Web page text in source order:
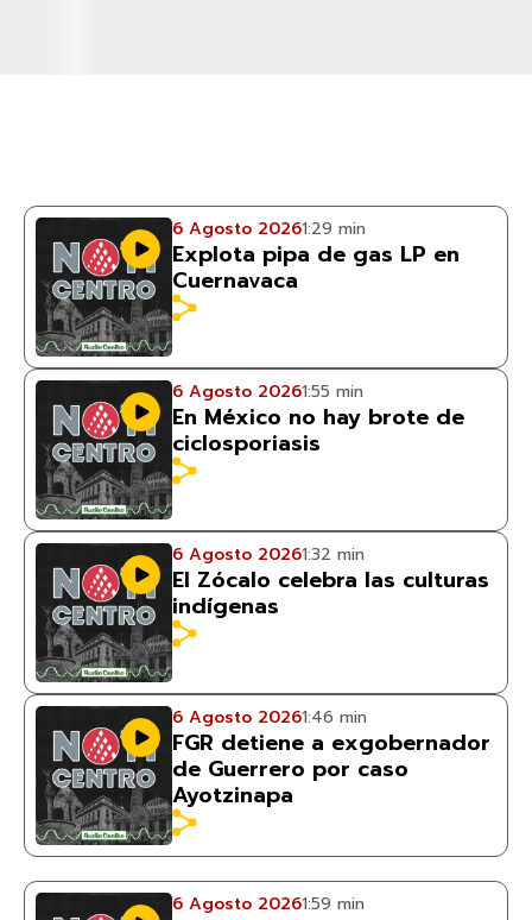
6 Agosto 20261:29 min
Explota pipa de gas LP en
Cuernavaca
6 Agosto 20261:55 min
En México no hay brote de
ciclosporiasis
6 Agosto 20261:32 min
El Zócalo celebra las culturas
indígenas
6 Agosto 20261:46 min
FGR detiene a exgobernador
de Guerrero por caso
Ayotzinapa
6 Agosto 20261:59 min